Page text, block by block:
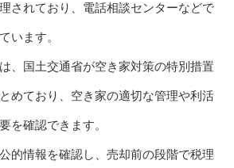
されており、電話相談センターなどで
います。
、国土交通省が空き家対策の特別措置
めており、空き家の適切な管理や利活
を確認できます。
的情報を確認し、売却前の段階で税理